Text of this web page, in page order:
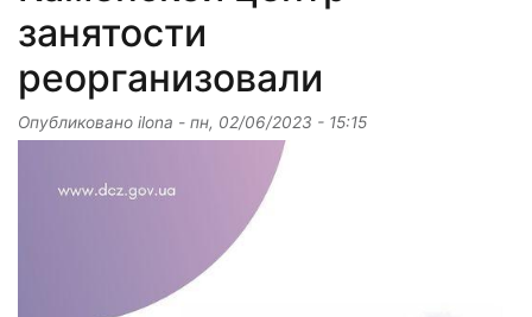
занятости
реорганизовали
Опубликовано ilona - пн, 02/06/2023 - 15:15